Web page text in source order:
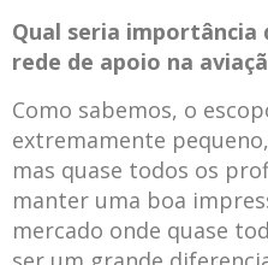
Qual seria importância
rede de apoio na
Como sabemos, o
extremamente
mas quase todos os
manter uma boa
mercado onde quase